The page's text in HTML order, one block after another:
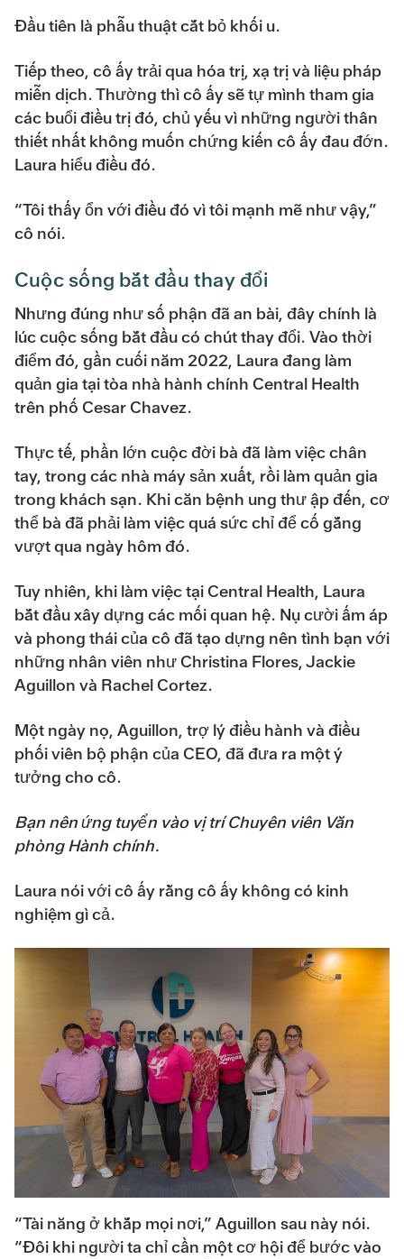
Đầu tiên là phẫu thuật cắt bỏ khối u.
Tiếp theo, cô ấy trải qua hóa trị, xạ trị và liệu pháp
miễn dịch. Thường thì cô ấy sẽ tự mình tham gia
các buổi điều trị đó, chủ yếu vì những người thân
thiết nhất không muốn chứng kiến cô ấy đau đớn.
Laura hiểu điều đó.
“Tôi thấy ổn với điều đó vì tôi mạnh mẽ như vậy,”
cô nói.
Cuộc sống bắt đầu thay đổi
Nhưng đúng như số phận đã an bài, đây chính là
lúc cuộc sống bắt đầu có chút thay đổi. Vào thời
điểm đó, gần cuối năm 2022, Laura đang làm
quản gia tại tòa nhà hành chính Central Health
trên phố Cesar Chavez.
Thực tế, phần lớn cuộc đời bà đã làm việc chân
tay, trong các nhà máy sản xuất, rồi làm quản gia
trong khách sạn. Khi căn bệnh ung thư ập đến, cơ
thể bà đã phải làm việc quá sức chỉ để cố gắng
vượt qua ngày hôm đó.
Tuy nhiên, khi làm việc tại Central Health, Laura
bắt đầu xây dựng các mối quan hệ. Nụ cười ấm áp
và phong thái của cô đã tạo dựng nên tình bạn với
những nhân viên như Christina Flores, Jackie
Aguillon và Rachel Cortez.
Một ngày nọ, Aguillon, trợ lý điều hành và điều
phối viên bộ phận của CEO, đã đưa ra một ý
tưởng cho cô.
Bạn nên ứng tuyển vào vị trí Chuyên viên Văn
phòng Hành chính.
Laura nói với cô ấy rằng cô ấy không có kinh
nghiệm gì cả.
“Tài năng ở khắp mọi nơi,” Aguillon sau này nói.
“Đôi khi người ta chỉ cần một cơ hội để bước vào